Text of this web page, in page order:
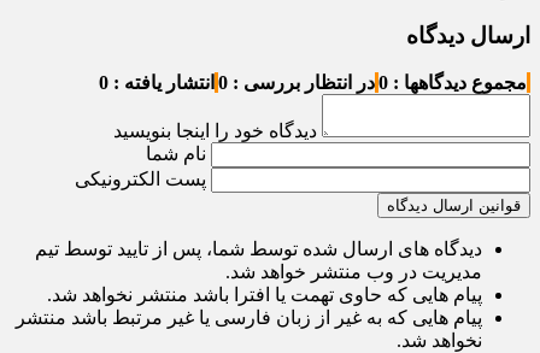
ارسال دیدگاه
مجموع دیدگاهها : 0 در انتظار بررسی : 0 انتشار یافته : 0
دیدگاه خود را اینجا بنویسید
نام شما
پست الکترونیکی
قوانین ارسال دیدگاه
دیدگاه های ارسال شده توسط شما، پس از تایید توسط تیم
مدیریت در وب منتشر خواهد شد.
پیام هایی که حاوی تهمت یا افترا باشد منتشر نخواهد شد.
پیام هایی که به غیر از زبان فارسی یا غیر مرتبط باشد منتشر
نخواهد شد.